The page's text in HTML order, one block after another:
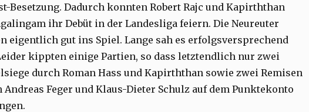
Besetzung. Dadurch konnten Robert Rajc und Kapirththan
ihr Debüt in der Landesliga feiern. Die Neureuter
eigentlich gut ins Spiel. Lange sah es erfolgsversprechend
kippten einige Partien, so dass letztendlich nur zwei
durch Roman Hass und Kapirththan sowie zwei Remisen
Andreas Feger und Klaus-Dieter Schulz auf dem Punktekonto